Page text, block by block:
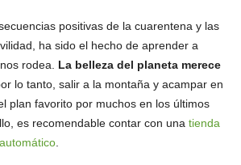
positivas de la cuarentena y las
ha sido el hecho de aprender a
rodea. La belleza del planeta merece
lo tanto, salir a la montaña y acampar en
plan favorito por muchos en los últimos
es recomendable contar con una tienda